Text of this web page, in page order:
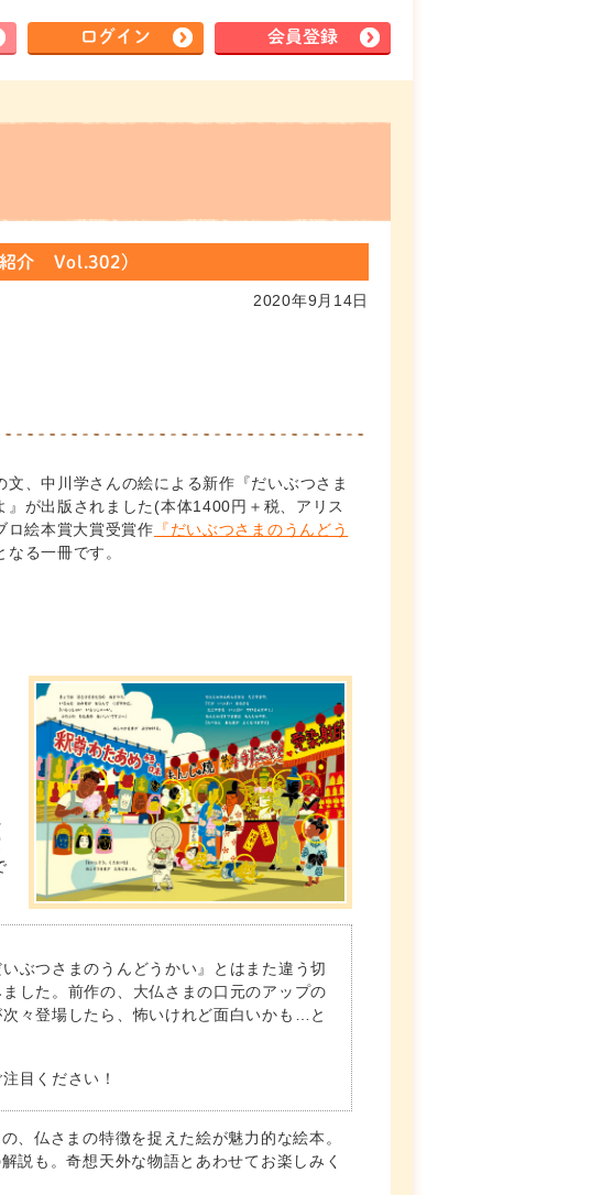
ログイン 会員登録
紹介 Vol.302)
2020年9月14日
文、中川学さんの絵による新作『だいぶつさま
』が出版されました(本体1400円＋税、アリス
ロ絵本賞大賞受賞作 『だいぶつさまのうんどう
なる一冊です。
ぶつさまのうんどうかい』とはまた違う切
した。前作の、大仏さまの口元のアップの
々登場したら、怖いけれど面白いかも…と
目ください！
、仏さまの特徴を捉えた絵が魅力的な絵本。
説も。奇想天外な物語とあわせてお楽しみく